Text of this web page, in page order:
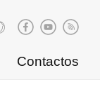
Contactos